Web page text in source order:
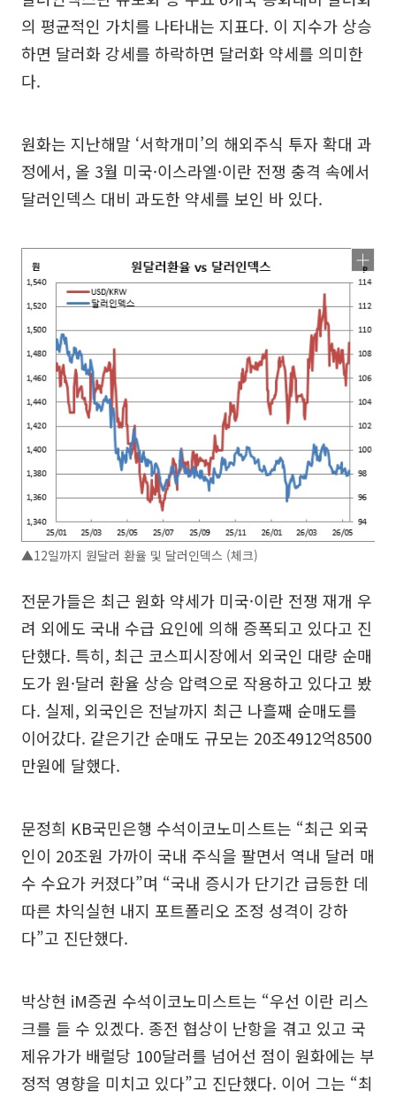
의 평균적인 가치를 나타내는 지표다. 이 지수가 상승
하면 달러화 강세를 하락하면 달러화 약세를 의미한
다.
원화는 지난해말 ‘서학개미’의 해외주식 투자 확대 과
정에서, 올 3월 미국·이스라엘·이란 전쟁 충격 속에서
달러인덱스 대비 과도한 약세를 보인 바 있다.
▲12일까지 원달러 환율 및 달러인덱스 (체크)
전문가들은 최근 원화 약세가 미국·이란 전쟁 재개 우
려 외에도 국내 수급 요인에 의해 증폭되고 있다고 진
단했다. 특히, 최근 코스피시장에서 외국인 대량 순매
도가 원·달러 환율 상승 압력으로 작용하고 있다고 봤
다. 실제, 외국인은 전날까지 최근 나흘째 순매도를
이어갔다. 같은기간 순매도 규모는 20조4912억8500
만원에 달했다.
문정희 KB국민은행 수석이코노미스트는 “최근 외국
인이 20조원 가까이 국내 주식을 팔면서 역내 달러 매
수 수요가 커졌다”며 “국내 증시가 단기간 급등한 데
따른 차익실현 내지 포트폴리오 조정 성격이 강하
다”고 진단했다.
박상현 iM증권 수석이코노미스트는 “우선 이란 리스
크를 들 수 있겠다. 종전 협상이 난항을 겪고 있고 국
제유가가 배럴당 100달러를 넘어선 점이 원화에는 부
정적 영향을 미치고 있다”고 진단했다. 이어 그는 “최